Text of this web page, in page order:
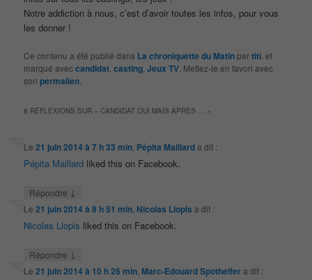
Notre addiction à nous, c’est d’avoir toutes les infos, pour vous
les donner !
Ce contenu a été publié dans La chroniquette du Matin partiti , et
marqué aveccandidat ,casting ,Jeux TV . Mettez-le en favori avec
sonpermalien
8 RÉFLEXIONS SUR «CANDIDAT OUI MAIS APRÈS … »
Le21 juin 2014 à 7 h 33 min Pépita Maillarda dit :
Pépita Maillard liked this on Facebook.
Répondre ↓
Le21 juin 2014 à 8 h 51 min Nicolas Llopis a dit :
Nicolas Llopis liked this on Facebook.
Répondre ↓
Le21 juin 2014 à 10 h 26 min Marc-Edouard Spothelfera dit :